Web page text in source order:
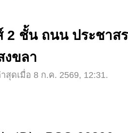
2 ชั้น ถนน ประชาส
ขลา
สุดเมื่อ 8 ก.ค. 2569, 12:31.